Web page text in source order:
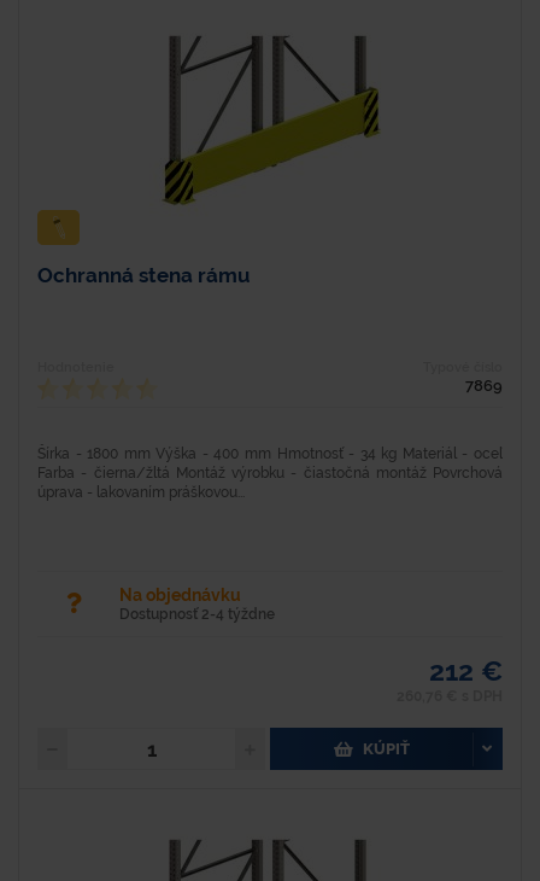
Ochranná stena rámu
7869
Šírka - 1800 mm Výška - 400 mm Hmotnosť - 34 kg Materiál - oceľ
Farba - čierna/žltá Montáž výrobku - čiastočná montáž Povrchová
úprava - lakovaním práškovou...
Na objednávku
Dostupnosť 2-4 týždne
212 €
KÚPIŤ